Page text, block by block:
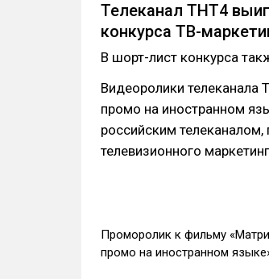
Телеканал ТНТ4
конкурса ТВ-
В шорт-лист конкурса
Видеоролики телеканала
промо на иностранном
российским
телевизионного
Проморолик к фильму
промо на иностранном